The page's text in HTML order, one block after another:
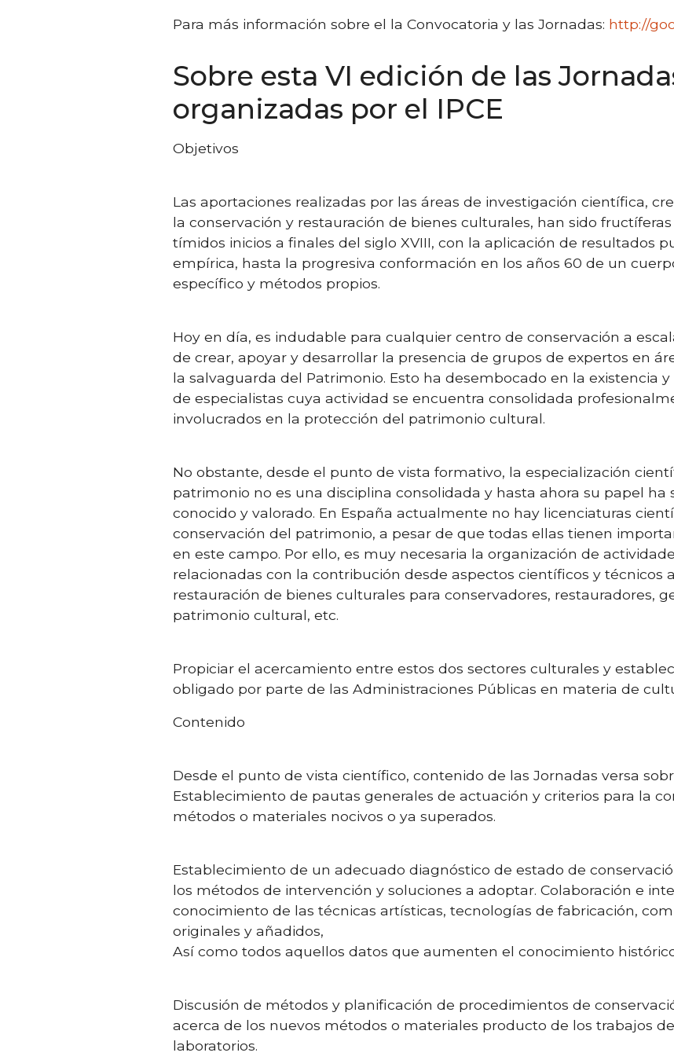
Para más información sobre el la Convocatoria y las Jornadas: http://
Sobre esta VI edición de las
organizadas por el IPCE
Objetivos
Las aportaciones realizadas por las áreas de investigación científica,
la conservación y restauración de bienes culturales, han sido
tímidos inicios a finales del siglo XVIII, con la aplicación de resultados
empírica, hasta la progresiva conformación en los años 60 de un
específico y métodos propios.
Hoy en día, es indudable para cualquier centro de conservación a
de crear, apoyar y desarrollar la presencia de grupos de expertos en
la salvaguarda del Patrimonio. Esto ha desembocado en la existencia
de especialistas cuya actividad se encuentra consolidada
involucrados en la protección del patrimonio cultural.
No obstante, desde el punto de vista formativo, la especialización
patrimonio no es una disciplina consolidada y hasta ahora su papel
conocido y valorado. En España actualmente no hay licenciaturas
conservación del patrimonio, a pesar de que todas ellas tienen
en este campo. Por ello, es muy necesaria la organización de
relacionadas con la contribución desde aspectos científicos y técnicos
restauración de bienes culturales para conservadores, restauradores,
patrimonio cultural, etc.
Propiciar el acercamiento entre estos dos sectores culturales y
obligado por parte de las Administraciones Públicas en materia de
Contenido
Desde el punto de vista científico, contenido de las Jornadas versa
Establecimiento de pautas generales de actuación y criterios para la
métodos o materiales nocivos o ya superados.
Establecimiento de un adecuado diagnóstico de estado de
los métodos de intervención y soluciones a adoptar. Colaboración e
conocimiento de las técnicas artísticas, tecnologías de fabricación,
originales y añadidos,
Así como todos aquellos datos que aumenten el conocimiento
Discusión de métodos y planificación de procedimientos de
acerca de los nuevos métodos o materiales producto de los trabajos
laboratorios.